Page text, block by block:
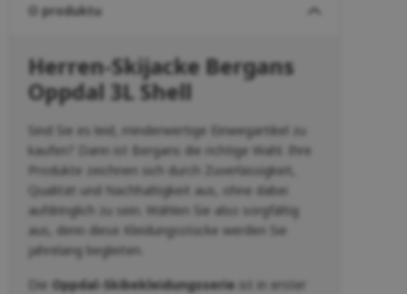
O produktu
Herren-Skijacke Bergans
Oppdal 3L Shell
Sind Sie es leid, minderwertige Einwegartikel zu
kaufen? Dann ist Bergans die richtige Wahl. Ihre
Produkte zeichnen sich durch Zuverlässigkeit,
Qualität und Nachhaltigkeit aus, ohne dabei
aufdringlich zu sein. Wählen Sie also sorgfältig
aus, denn diese Kleidungsstücke werden Sie
jahrelang begleiten.
Die Oppdal-Skibekleidungsserie ist in erster